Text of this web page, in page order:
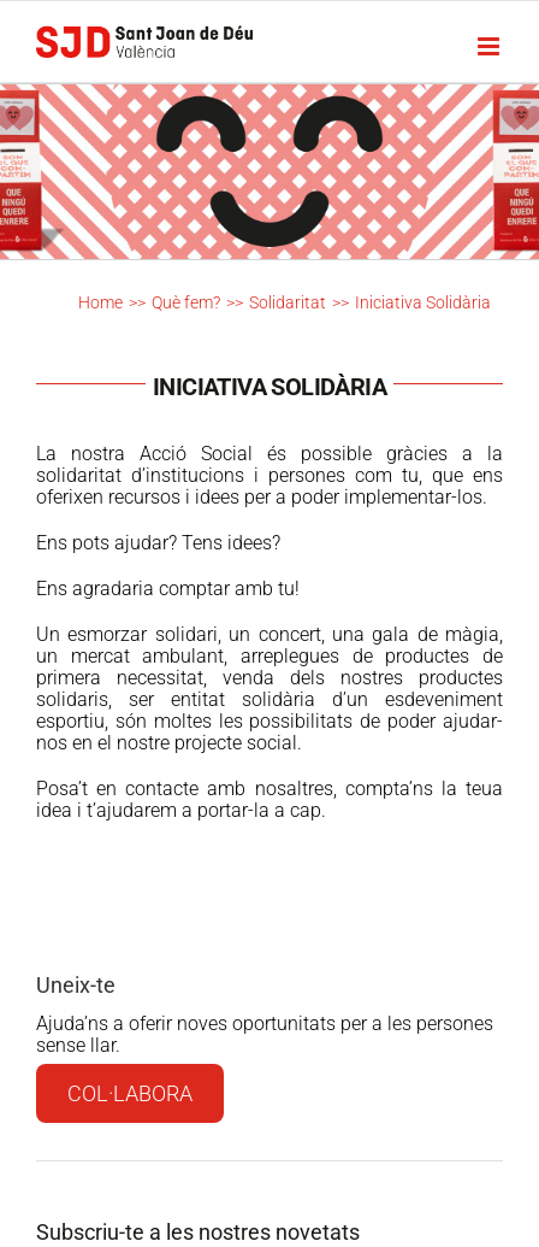
Skip
content
Home >> Què fem? >> Solidaritat >> Iniciativa Solidària
INICIATIVA SOLIDÀRIA
La nostra Acció Social és possible gràcies a la
solidaritat d’institucions i persones com tu, que ens
oferixen recursos i idees per a poder implementar-los.
Ens pots ajudar? Tens idees?
Ens agradaria comptar amb tu!
Un esmorzar solidari, un concert, una gala de màgia,
un mercat ambulant, arreplegues de productes de
primera necessitat, venda dels nostres productes
solidaris, ser entitat solidària d’un esdeveniment
esportiu, són moltes les possibilitats de poder ajudar-
nos en el nostre projecte social.
Posa’t en contacte amb nosaltres, compta’ns la teua
idea i t’ajudarem a portar-la a cap.
Uneix-te
Ajuda’ns a oferir noves oportunitats per a les persones
sense llar.
COL·LABORA
Subscriu-te a les nostres novetats